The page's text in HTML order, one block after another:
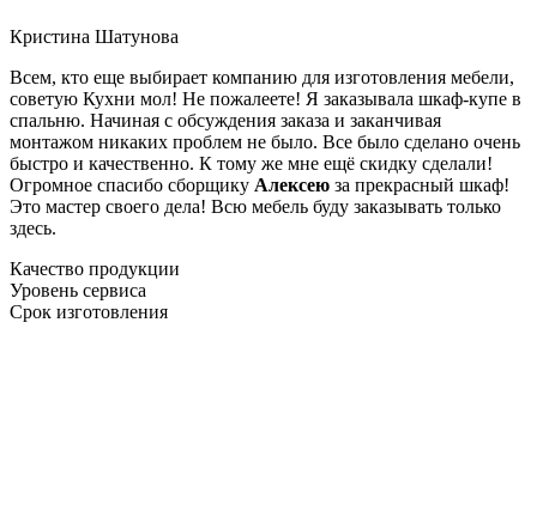
Кристина Шатунова
Всем, кто еще выбирает компанию для изготовления мебели,
советую Кухни мол! Не пожалеете! Я заказывала шкаф-купе в
спальню. Начиная с обсуждения заказа и заканчивая
монтажом никаких проблем не было. Все было сделано очень
быстро и качественно. К тому же мне ещё скидку сделали!
Огромное спасибо сборщику Алексею за прекрасный шкаф!
Это мастер своего дела! Всю мебель буду заказывать только
здесь.
Качество продукции
Уровень сервиса
Срок изготовления